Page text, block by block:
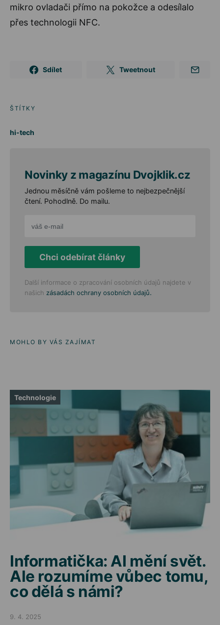
mikro ovladači přímo na pokožce a odesílalo
přes technologii NFC.
Sdílet Tweetnout
ŠTÍTKY
hi-tech
Novinky z magazínu Dvojklik.cz
Jednou měsíčně vám pošleme to nejbezpečnější
čtení. Pohodlně. Do mailu.
Chci odebírat články
Další informace o zpracování osobních údajů najdete v
našich zásadách ochrany osobních údajů.
MOHLO BY VÁS ZAJÍMAT
Technologie
Informatička: AI mění svět.
Ale rozumíme vůbec tomu,
co dělá s námi?
Posted on
9. 4. 2025